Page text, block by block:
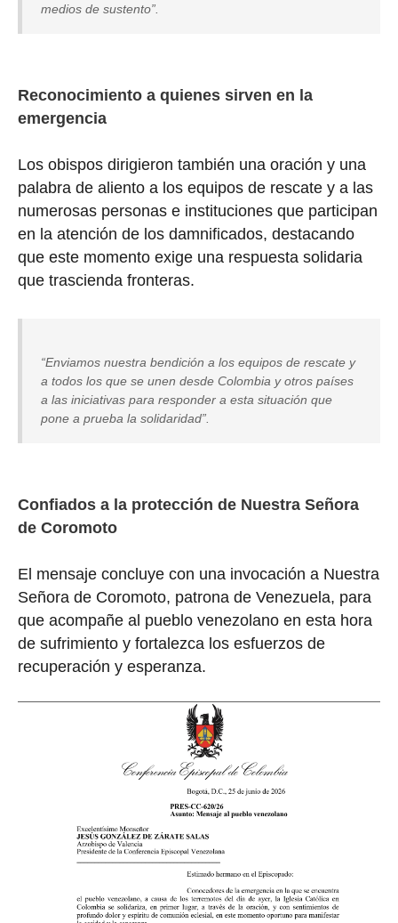
medios de sustento”.
Reconocimiento a quienes sirven en la
emergencia
Los obispos dirigieron también una oración y una
palabra de aliento a los equipos de rescate y a las
numerosas personas e instituciones que participan
en la atención de los damnificados, destacando
que este momento exige una respuesta solidaria
que trascienda fronteras.
“Enviamos nuestra bendición a los equipos de rescate y
a todos los que se unen desde Colombia y otros países
a las iniciativas para responder a esta situación que
pone a prueba la solidaridad”.
Confiados a la protección de Nuestra Señora
de Coromoto
El mensaje concluye con una invocación a Nuestra
Señora de Coromoto, patrona de Venezuela, para
que acompañe al pueblo venezolano en esta hora
de sufrimiento y fortalezca los esfuerzos de
recuperación y esperanza.